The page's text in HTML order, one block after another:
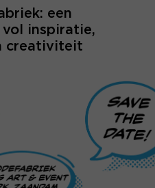
een
inspiratie,
creativiteit